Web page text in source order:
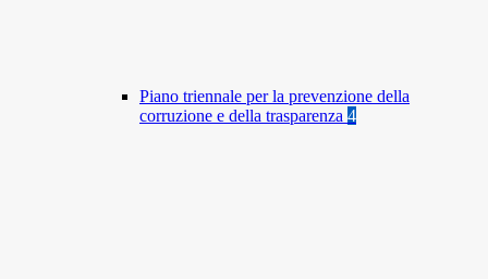
Piano triennale per la prevenzione della
corruzione e della trasparenza 4